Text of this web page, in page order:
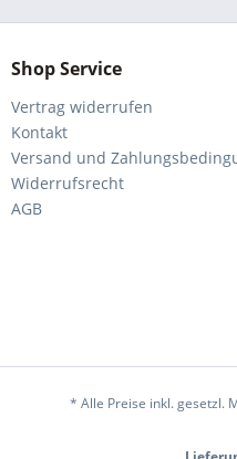
Shop Service
Vertrag widerrufen
Kontakt
Versand und
Widerrufsrecht
AGB
* Alle Preise inkl. gesetzl.